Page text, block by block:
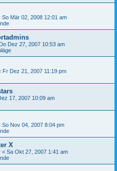
So Mär 02, 2008 12:01 am
Do Dez 27, 2007 10:53 am
Fr Dez 21, 2007 11:19 pm
17, 2007 10:09 am
So Nov 04, 2007 8:04 pm
X
« Sa Okt 27, 2007 1:41 am